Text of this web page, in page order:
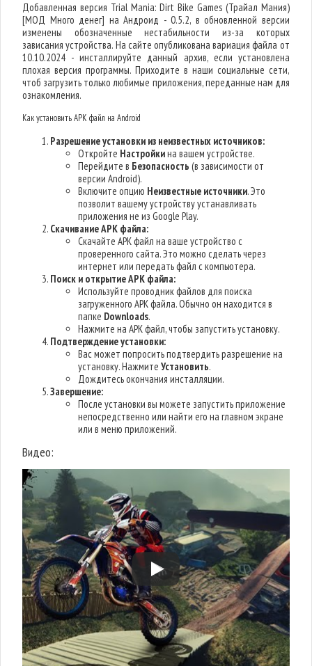
Добавленная версия Trial Mania: Dirt Bike Games (Трайал Мания)
[МОД Много денег] на Андроид - 0.5.2, в обновленной версии
изменены обозначенные нестабильности из-за которых
зависания устройства. На сайте опубликована вариация файла от
10.10.2024 - инсталлируйте данный архив, если установлена
плохая версия программы. Приходите в наши социальные сети,
чтоб загрузить только любимые приложения, переданные нам для
ознакомления.
Как установить APK файл на Android
Разрешение установки из неизвестных источников:
Откройте Настройкина вашем устройстве.
Перейдите в Безопасность (в зависимости от
версии Android).
Включите опцию Неизвестные источники. Это
позволит вашему устройству устанавливать
приложения не из Google Play.
Скачивание APK файла:
Скачайте APK файл на ваше устройство с
проверенного сайта. Это можно сделать через
интернет или передать файл с компьютера.
Поиск и открытие APK файла:
Используйте проводник файлов для поиска
загруженного APK файла. Обычно он находится в
папке Downloads.
Нажмите на APK файл, чтобы запустить установку.
Подтверждение установки:
Вас может попросить подтвердить разрешение на
установку. НажмитеУстановить.
Дождитесь окончания инсталляции.
Завершение:
После установки вы можете запустить приложение
непосредственно или найти его на главном экране
или в меню приложений.
Видео: